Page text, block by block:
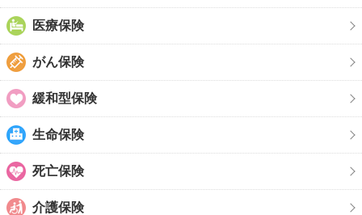
医療保険
がん保険
緩和型保険
生命保険
死亡保険
介護保険